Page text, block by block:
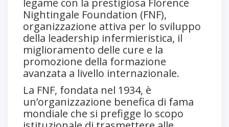
Nightingale Foundation (FNF),
organizzazione attiva per lo sviluppo
della leadership infermieristica, il
miglioramento delle cure e la
promozione della formazione
avanzata a livello internazionale.
La FNF, fondata nel 1934, è
un’organizzazione benefica di fama
mondiale che si prefigge lo scopo